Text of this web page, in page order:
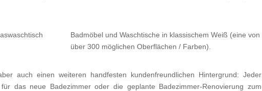
Badmöbel und Waschtische in klassischem Weiß (eine von
über 300 möglichen Oberflächen / Farben).
auch einen weiteren handfesten kundenfreundlichen Hintergrund: Jeder
das neue Badezimmer oder die geplante Badezimmer-Renovierung zum